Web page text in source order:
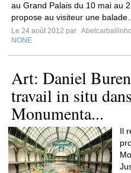
au Grand Palais du 10 mai au
propose au visiteur une
Le 24 août 2012 par Abelcarballinho
NONE
Art: Daniel
travail in situ
Monumenta...
Il